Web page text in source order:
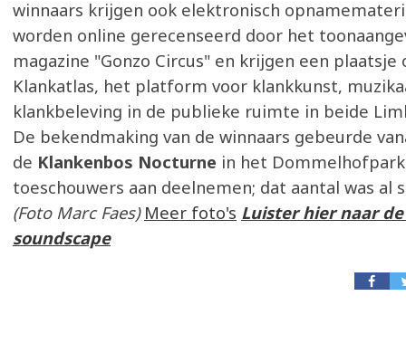
winnaars krijgen ook elektronisch
worden online gerecenseerd door het
magazine "Gonzo Circus" en krijgen een plaatsje
Klankatlas, het platform voor klankkunst,
klankbeleving in de publieke ruimte in beide
De bekendmaking van de winnaars gebeurde
de Klankenbos Nocturne in het
toeschouwers aan deelnemen; dat aantal was al
(Foto Marc Faes) Meer foto's Luister hier naar
soundscape